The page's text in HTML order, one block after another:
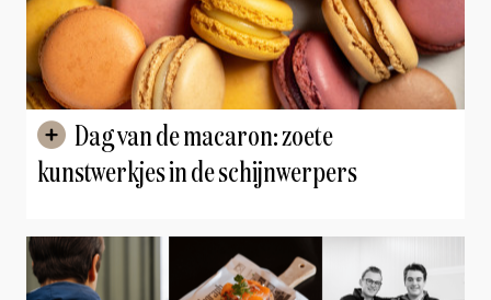
kunstwerkjes in de schijnwerpers